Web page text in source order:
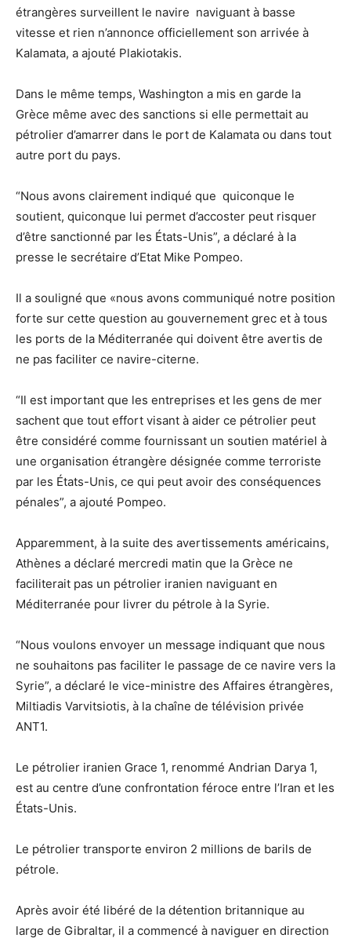
étrangères surveillent le navire naviguant à basse
vitesse et rien n’annonce officiellement son arrivée à
Kalamata, a ajouté Plakiotakis.
Dans le même temps, Washington a mis en garde la
Grèce même avec des sanctions si elle permettait au
pétrolier d’amarrer dans le port de Kalamata ou dans tout
autre port du pays.
“Nous avons clairement indiqué que quiconque le
soutient, quiconque lui permet d’accoster peut risquer
d’être sanctionné par les États-Unis”, a déclaré à la
presse le secrétaire d’Etat Mike Pompeo.
Il a souligné que «nous avons communiqué notre position
forte sur cette question au gouvernement grec et à tous
les ports de la Méditerranée qui doivent être avertis de
ne pas faciliter ce navire-citerne.
“Il est important que les entreprises et les gens de mer
sachent que tout effort visant à aider ce pétrolier peut
être considéré comme fournissant un soutien matériel à
une organisation étrangère désignée comme terroriste
par les États-Unis, ce qui peut avoir des conséquences
pénales”, a ajouté Pompeo.
Apparemment, à la suite des avertissements américains,
Athènes a déclaré mercredi matin que la Grèce ne
faciliterait pas un pétrolier iranien naviguant en
Méditerranée pour livrer du pétrole à la Syrie.
“Nous voulons envoyer un message indiquant que nous
ne souhaitons pas faciliter le passage de ce navire vers la
Syrie”, a déclaré le vice-ministre des Affaires étrangères,
Miltiadis Varvitsiotis, à la chaîne de télévision privée
ANT1.
Le pétrolier iranien Grace 1, renommé Andrian Darya 1,
est au centre d’une confrontation féroce entre l’Iran et les
États-Unis.
Le pétrolier transporte environ 2 millions de barils de
pétrole.
Après avoir été libéré de la détention britannique au
large de Gibraltar, il a commencé à naviguer en direction